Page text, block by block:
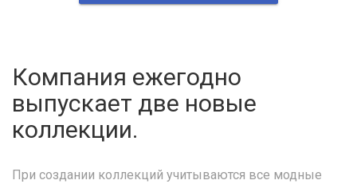
Компания ежегодно
выпускает две новые
коллекции.
При создании коллекций учитываются все модные